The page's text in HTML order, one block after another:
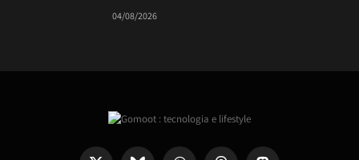
04/08/2026